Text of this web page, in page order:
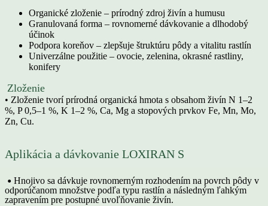
Organické zloženie – prírodný zdroj živín a humusu
Granulovaná forma – rovnomerné dávkovanie a dlhodobý
účinok
Podpora koreňov – zlepšuje štruktúru pôdy a vitalitu rastlín
Univerzálne použitie – ovocie, zelenina, okrasné rastliny,
konifery
Zloženie
• Zloženie tvorí prírodná organická hmota s obsahom živín N 1–2
%, P 0,5–1 %, K 1–2 %, Ca, Mg a stopových prvkov Fe, Mn, Mo,
Zn, Cu.
Aplikácia a dávkovanie LOXIRAN S
• Hnojivo sa dávkuje rovnomerným rozhodením na povrch pôdy v
odporúčanom množstve podľa typu rastlín a následným ľahkým
zapravením pre postupné uvoľňovanie živín.